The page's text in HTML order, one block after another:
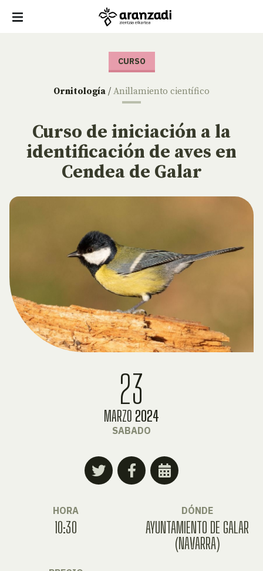
CURSO
Ornitología / Anillamiento científico
Curso de iniciación a la
identificación de aves en
Cendea de Galar
23
MARZO 2024
SABADO
HORA
10:30
DÓNDE
AYUNTAMIENTO DE GALAR
(NAVARRA)